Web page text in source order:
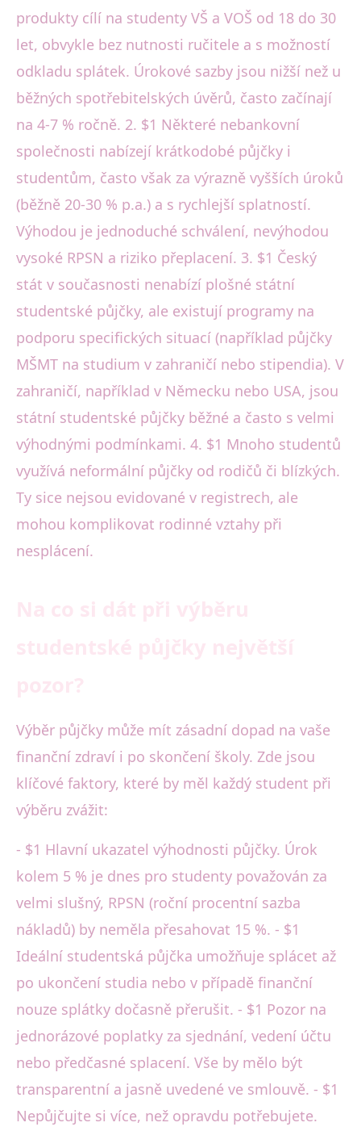
produkty cílí na studenty VŠ a VOŠ od 18 do 30
let, obvykle bez nutnosti ručitele a s možností
odkladu splátek. Úrokové sazby jsou nižší než u
běžných spotřebitelských úvěrů, často začínají
na 4-7 % ročně. 2. $1 Některé nebankovní
společnosti nabízejí krátkodobé půjčky i
studentům, často však za výrazně vyšších úroků
(běžně 20-30 % p.a.) a s rychlejší splatností.
Výhodou je jednoduché schválení, nevýhodou
vysoké RPSN a riziko přeplacení. 3. $1 Český
stát v současnosti nenabízí plošné státní
studentské půjčky, ale existují programy na
podporu specifických situací (například půjčky
MŠMT na studium v zahraničí nebo stipendia). V
zahraničí, například v Německu nebo USA, jsou
státní studentské půjčky běžné a často s velmi
výhodnými podmínkami. 4. $1 Mnoho studentů
využívá neformální půjčky od rodičů či blízkých.
Ty sice nejsou evidované v registrech, ale
mohou komplikovat rodinné vztahy při
nesplácení.
Výběr půjčky může mít zásadní dopad na vaše
finanční zdraví i po skončení školy. Zde jsou
klíčové faktory, které by měl každý student při
výběru zvážit:
- $1 Hlavní ukazatel výhodnosti půjčky. Úrok
kolem 5 % je dnes pro studenty považován za
velmi slušný, RPSN (roční procentní sazba
nákladů) by neměla přesahovat 15 %. - $1
Ideální studentská půjčka umožňuje splácet až
po ukončení studia nebo v případě finanční
nouze splátky dočasně přerušit. - $1 Pozor na
jednorázové poplatky za sjednání, vedení účtu
nebo předčasné splacení. Vše by mělo být
transparentní a jasně uvedené ve smlouvě. - $1
Nepůjčujte si více, než opravdu potřebujete.